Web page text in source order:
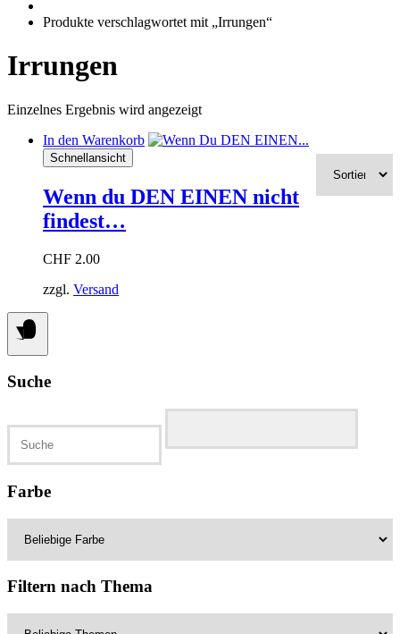
Produkte verschlagwortet mit „Irrungen“
Irrungen
Einzelnes Ergebnis wird angezeigt
In den Warenkorb
Schnellansicht
Wenn du DEN EINEN nicht
findest…
CHF 2.00
zzgl. Versand
Suche
nach:
Farbe
Filtern nach Thema